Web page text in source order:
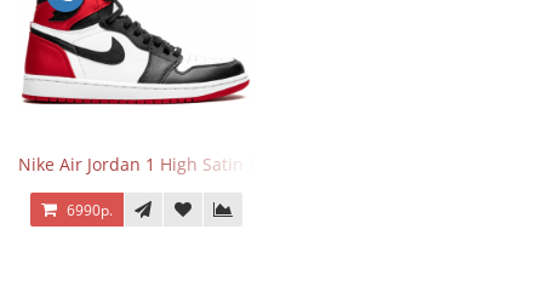
Nike Air Jordan 1 High Satin Black Toe
6990р.